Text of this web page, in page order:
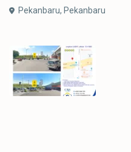
Pekanbaru, Pekanbaru